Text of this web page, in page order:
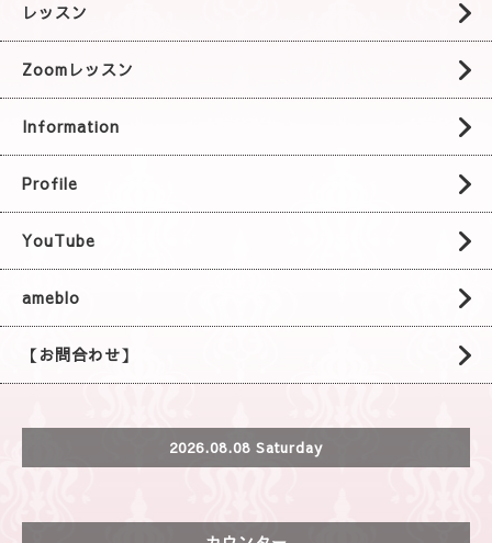
レッスン
Zoomレッスン
Information
Profile
YouTube
ameblo
【お問合わせ】
2026.08.08 Saturday